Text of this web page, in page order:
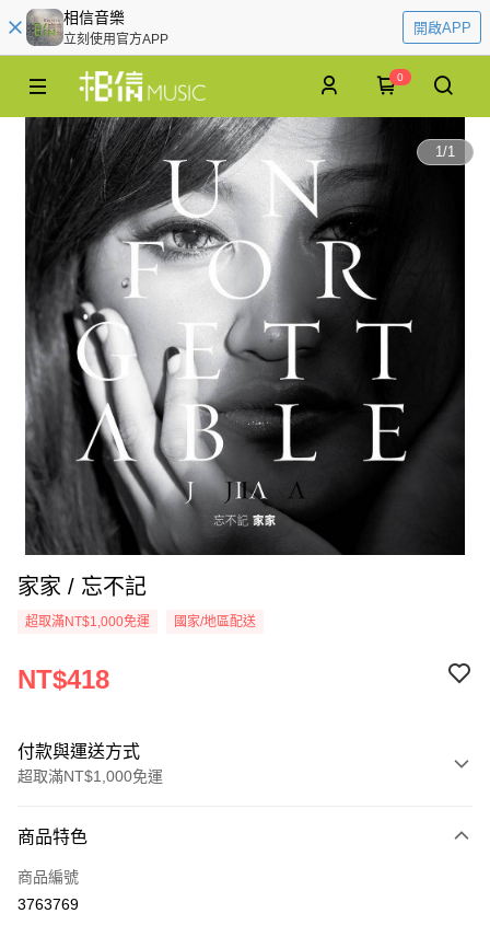
相信音樂
立刻使用官方APP
開啟APP
0
1/1
家家 / 忘不記
超取滿NT$1,000免運 國家/地區配送
NT$418
付款與運送方式
超取滿NT$1,000免運
信用卡一次付款
超商取貨付款
商品特色
商品編號
3763769